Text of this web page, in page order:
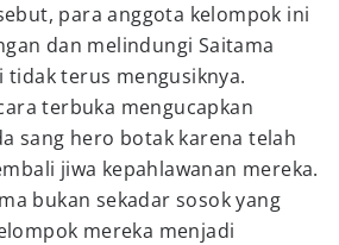
para anggota kelompok ini
dan melindungi Saitama
tidak terus mengusiknya.
terbuka mengucapkan
sang hero botak karena telah
jiwa kepahlawanan mereka.
bukan sekadar sosok yang
mereka menjadi